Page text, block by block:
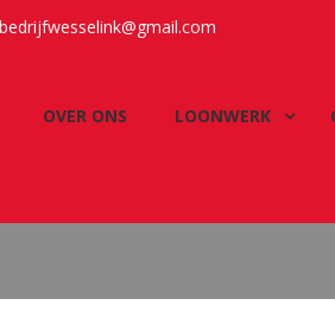
OVER ONS LOONWERK